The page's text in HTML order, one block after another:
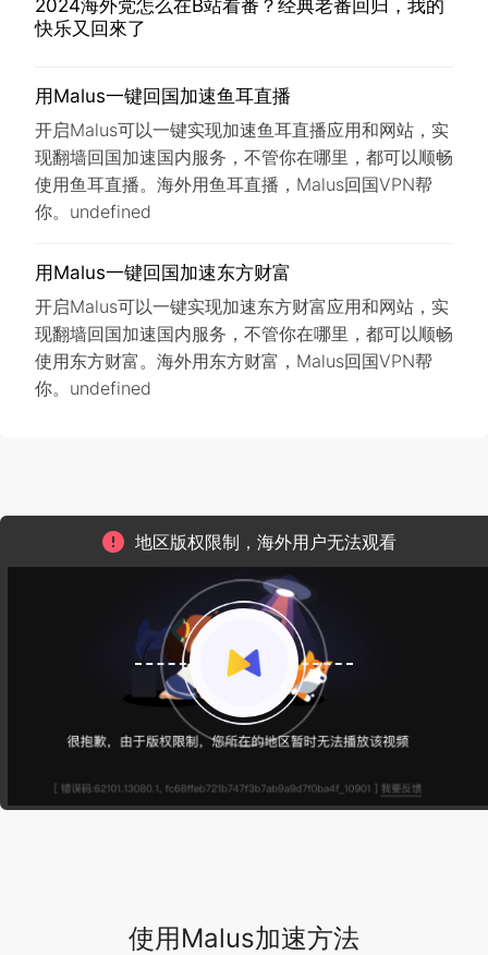
2024海外党怎么在B站看番？经典老番回归，我的
快乐又回來了
用Malus一键回国加速鱼耳直播
开启Malus可以一键实现加速鱼耳直播应用和网站，实
现翻墙回国加速国内服务，不管你在哪里，都可以顺畅
使用鱼耳直播。海外用鱼耳直播，Malus回国VPN帮
你。undefined
用Malus一键回国加速东方财富
开启Malus可以一键实现加速东方财富应用和网站，实
现翻墙回国加速国内服务，不管你在哪里，都可以顺畅
使用东方财富。海外用东方财富，Malus回国VPN帮
你。undefined
地区版权限制，海外用户无法观看
使用Malus加速方法